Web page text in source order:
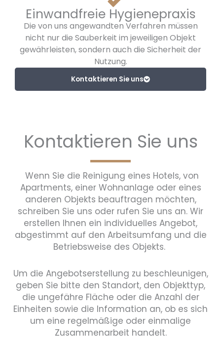
Einwandfreie Hygienepraxis
Die von uns angewandten Verfahren müssen
nicht nur die Sauberkeit im jeweiligen Objekt
gewährleisten, sondern auch die Sicherheit der
Nutzung.
Kontaktieren Sie uns
Kontaktieren Sie uns
Wenn Sie die Reinigung eines Hotels, von
Apartments, einer Wohnanlage oder eines
anderen Objekts beauftragen möchten,
schreiben Sie uns oder rufen Sie uns an. Wir
erstellen Ihnen ein individuelles Angebot,
abgestimmt auf den Arbeitsumfang und die
Betriebsweise des Objekts.
Um die Angebotserstellung zu beschleunigen,
geben Sie bitte den Standort, den Objekttyp,
die ungefähre Fläche oder die Anzahl der
Einheiten sowie die Information an, ob es sich
um eine regelmäßige oder einmalige
Zusammenarbeit handelt.